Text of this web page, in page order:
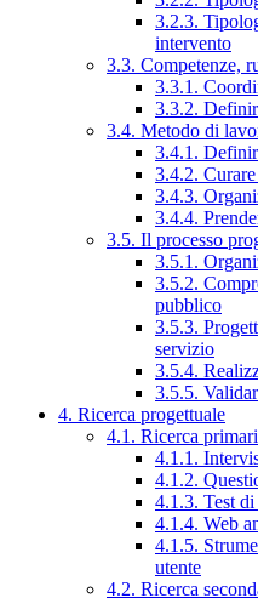
3.2.3.
intervento
3.3. Competenze,
3.3.1.
3.3.2.
3.4. Metodo di
3.4.1.
3.4.2.
3.4.3.
3.4.4.
3.5. Il processo
3.5.1.
3.5.2.
pubblico
3.5.3.
servizio
3.5.4.
3.5.5.
4. Ricerca progettuale
4.1. Ricerca
4.1.1.
4.1.2.
4.1.3. Test
4.1.4. Web
4.1.5.
utente
4.2. Ricerca